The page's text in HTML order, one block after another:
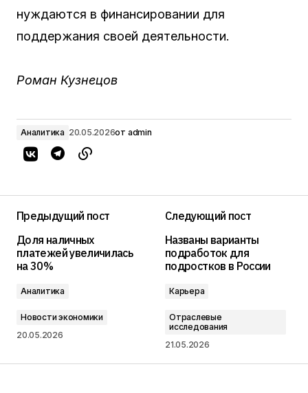
нуждаются в финансировании для
поддержания своей деятельности.
Роман Кузнецов
Аналитика 20.05.2026от admin
Предыдущий пост
Доля наличных
платежей увеличилась
на 30%
Аналитика
Новости экономики
20.05.2026
Следующий пост
Названы варианты
подработок для
подростков в России
Карьера
Отраслевые
исследования
21.05.2026